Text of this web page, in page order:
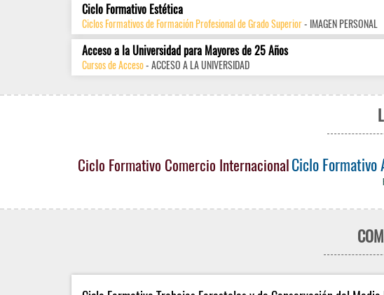
Ciclo Formativo Estética
Ciclos Formativos de Formación Profesional de Grado Superior- IMAGEN PERSONAL
Acceso a la Universidad para Mayores de 25 Años
Cursos de Acceso- ACCESO A LA UNIVERSIDAD
Ciclo Formativo Comercio InternacionalCiclo Formativo